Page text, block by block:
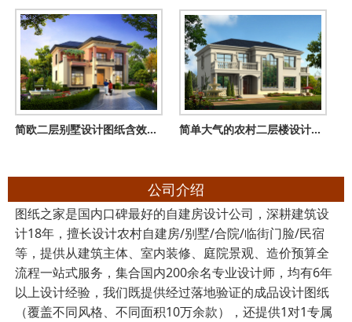
简欧二层别墅设计图纸含效果图片，宝家乡墅经典风格 简单大气的农村二层楼设计图，二层欧式农村别墅设计图
公司介绍
图纸之家是国内口碑最好的自建房设计公司，深耕建筑设
计18年，擅长设计农村自建房/别墅/合院/临街门脸/民宿
等，提供从建筑主体、室内装修、庭院景观、造价预算全
流程一站式服务，集合国内200余名专业设计师，均有6年
以上设计经验，我们既提供经过落地验证的成品设计图纸
（覆盖不同风格、不同面积10万余款），还提供1对1专属